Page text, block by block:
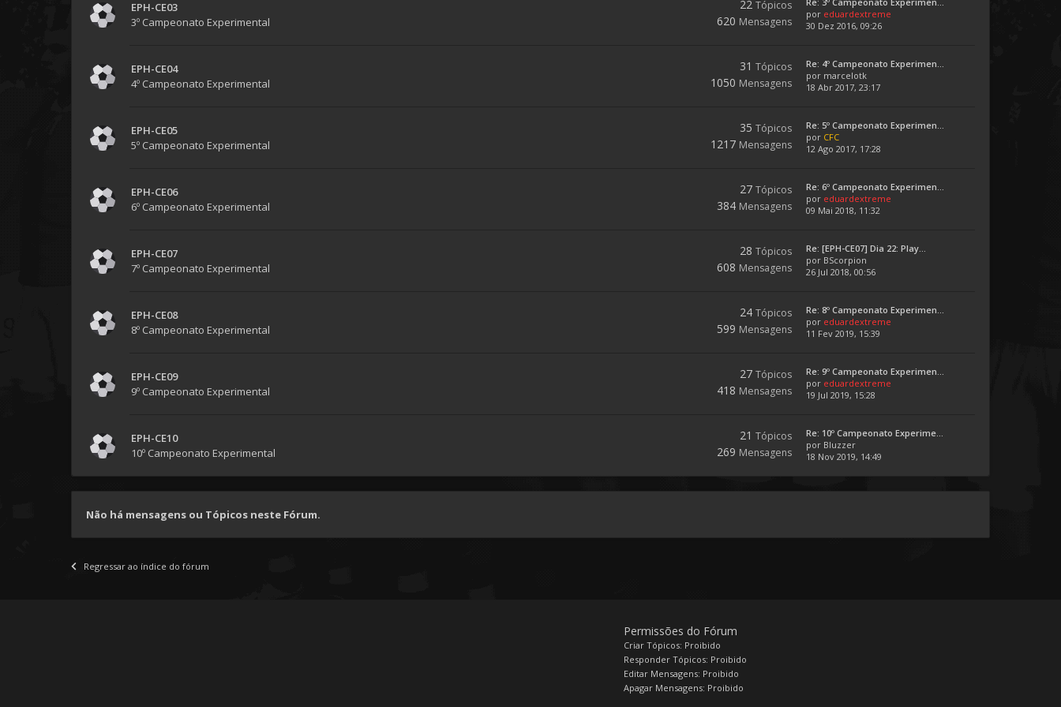
EPH-CE03
3º Campeonato Experimental
22 Tópicos
620 Mensagens
por eduardextreme
30 Dez 2016, 09:26
EPH-CE04
4º Campeonato Experimental
31 Tópicos
1050 Mensagens
Re: 4º Campeonato Experimen...
por marcelotk
18 Abr 2017, 23:17
EPH-CE05
5º Campeonato Experimental
35 Tópicos
1217 Mensagens
Re: 5º Campeonato Experimen...
por CFC
12 Ago 2017, 17:28
EPH-CE06
6º Campeonato Experimental
27 Tópicos
384 Mensagens
Re: 6º Campeonato Experimen...
por eduardextreme
09 Mai 2018, 11:32
EPH-CE07
7º Campeonato Experimental
28 Tópicos
608 Mensagens
Re: [EPH-CE07] Dia 22: Play...
por BScorpion
26 Jul 2018, 00:56
EPH-CE08
8º Campeonato Experimental
24 Tópicos
599 Mensagens
Re: 8º Campeonato Experimen...
por eduardextreme
11 Fev 2019, 15:39
EPH-CE09
9º Campeonato Experimental
27 Tópicos
418 Mensagens
Re: 9º Campeonato Experimen...
por eduardextreme
19 Jul 2019, 15:28
EPH-CE10
10º Campeonato Experimental
21 Tópicos
269 Mensagens
Re: 10º Campeonato Experime...
por Bluzzer
18 Nov 2019, 14:49
Não há mensagens ou Tópicos neste Fórum.
Regressar ao índice do fórum
Permissões do Fórum
Criar Tópicos: Proibido
Responder Tópicos: Proibido
Editar Mensagens: Proibido
Apagar Mensagens: Proibido